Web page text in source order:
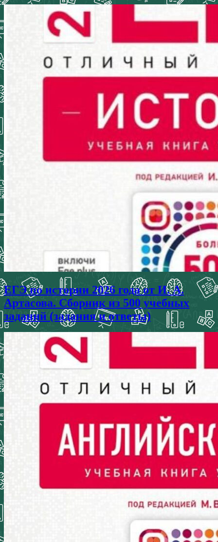
ЕГЭ по истории 2026 года от И. А.
Артасова. Сборник из 500 учебных
заданий (задания и ответы)